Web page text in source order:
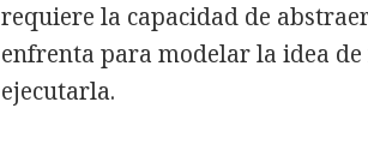
requiere la capacidad de
enfrenta para modelar la idea
ejecutarla.